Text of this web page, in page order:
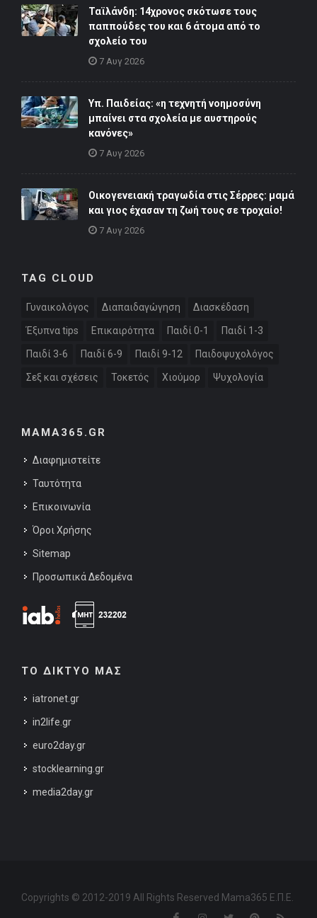
Ταϊλάνδη: 14χρονος σκότωσε τους
παππούδες του και 6 άτομα από το
σχολείο του
7 Αυγ 2026
Υπ. Παιδείας: «η τεχνητή νοημοσύνη
μπαίνει στα σχολεία με αυστηρούς
κανόνες»
7 Αυγ 2026
Οικογενειακή τραγωδία στις Σέρρες: μαμά
και γιος έχασαν τη ζωή τους σε τροχαίο!
7 Αυγ 2026
TAG CLOUD
Γυναικολόγος Διαπαιδαγώγηση Διασκέδαση
Έξυπνα tips Επικαιρότητα Παιδί 0-1 Παιδί 1-3
Παιδί 3-6 Παιδί 6-9 Παιδί 9-12 Παιδοψυχολόγος
Σεξ και σχέσεις Τοκετός Χιούμορ Ψυχολογία
MAMA365.GR
Διαφημιστείτε
Ταυτότητα
Επικοινωνία
Όροι Χρήσης
Sitemap
Προσωπικά Δεδομένα
ΤΟ ΔΙΚΤΥΟ ΜΑΣ
iatronet.gr
in2life.gr
euro2day.gr
stocklearning.gr
media2day.gr
Copyrights © 2012-2019 All Rights Reserved Mama365 Ε.Π.Ε.